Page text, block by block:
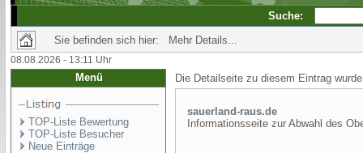
Suche:
Sie befinden sich hier: Mehr Details...
08.08.2026 - 13:11 Uhr
Menü
TOP-Liste Bewertung
TOP-Liste Besucher
Neue Einträge
Die Detailseite zu diesem Eintrag
sauerland-raus.de
Informationsseite zur Abwahl des